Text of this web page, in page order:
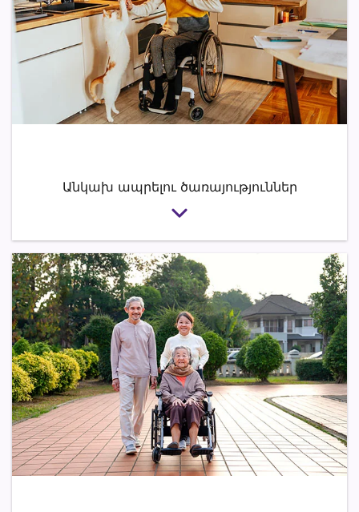
Անկախ ապրելու ծառայություններ